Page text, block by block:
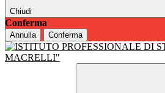
Chiudi
Conferma
Annulla Conferma